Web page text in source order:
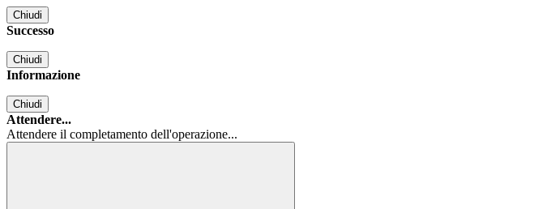
Chiudi
Successo
Chiudi
Informazione
Chiudi
Attendere...
Attendere il completamento dell'operazione...